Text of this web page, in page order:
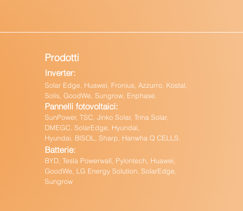
Prodotti
Inverter:
Solar Edge, Huawei, Fronius, Azzurro, Kostal,
Solis, GoodWe, Sungrow, Enphase.
Pannelli fotovoltaici:
SunPower, TSC, Jinko Solar, Trina Solar,
DMEGC, SolarEdge, Hyundai,
Hyundai, BISOL, Sharp, Hanwha Q CELLS.
Batterie:
BYD, Tesla Powerwall, Pylontech, Huawei,
GoodWe, LG Energy Solution, SolarEdge,
Sungrow